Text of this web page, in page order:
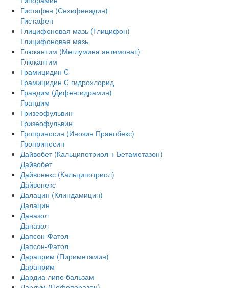
Гистафен (Сехифенадин)
Гистафен
Глицифоновая мазь (Глицифон)
Глицифоновая мазь
Глюкантим (Меглумина антимонат)
Глюкантим
Грамицидин C
Грамицидин С гидрохлорид
Грандим (Дифенгидрамин)
Грандим
Гризеофульвин
Гризеофульвин
Гроприносин (Инозин Пранобекс)
Гроприносин
Дайвобет (Кальципотриол + Бетаметазон)
Дайвобет
Дайвонекс (Кальципотриол)
Дайвонекс
Далацин (Клиндамицин)
Далацин
Даназол
Даназол
Дапсон-Фатол
Дапсон-Фатол
Дараприм (Пириметамин)
Дараприм
Дардиа липо бальзам